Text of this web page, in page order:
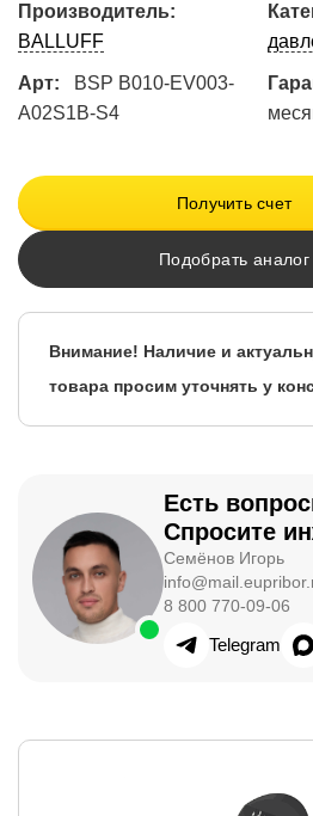
Производитель:
BALLUFF
Арт:
BSP B010-EV003-
A02S1B-S4
Получить счет
Подобрать аналог
Внимание! Наличие и
товара просим уточнять у
Есть
Спросите
Семёнов Игорь
8 800 770-09-06
Telegram